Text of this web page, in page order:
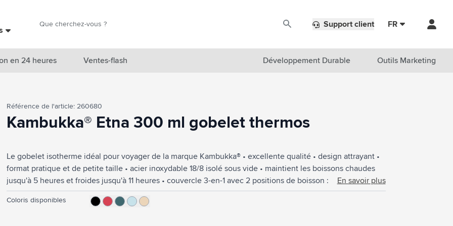
Marques
Thèmes
Accessoires boissons
Sacs & Voyage
Cuisiner & Vivre
Produits de soin
Support client FR
en 24 heures Ventes-flash Développement Durable Outils Marketing
Référence de l'article: 260680
Kambukka® Etna 300 ml gobelet thermos
Le gobelet isotherme idéal pour voyager de la marque Kambukka® • excellente qualité • design attrayant •
format pratique et de petite taille • acier inoxydable 18/8 isolé sous vide • maintient les boissons chaudes
jusqu'à 5 heures et froides jusqu'à 11 heures • couvercle 3-en-1 avec 2 positions de boisson : appuyez
brièvement dessus pour prendre une petite gorgée ou ouvrez-le complètement pour boire facilement et
sans renverser, comme avec une tasse • facile à nettoyer grâce à Snapclean® : retirez le mécanisme
En savoir plus
Coloris disponibles